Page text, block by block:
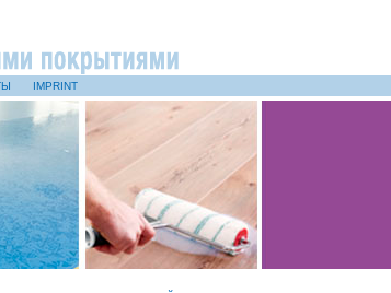
IMPRINT